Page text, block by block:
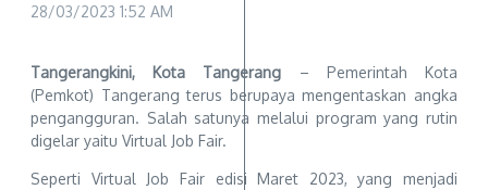
28/03/2023 1:52 AM
Tangerangkini, Kota Tangerang – Pemerintah Kota
(Pemkot) Tangerang terus berupaya mengentaskan angka
pengangguran. Salah satunya melalui program yang rutin
digelar yaitu Virtual Job Fair.
Seperti Virtual Job Fair edisi Maret 2023, yang menjadi